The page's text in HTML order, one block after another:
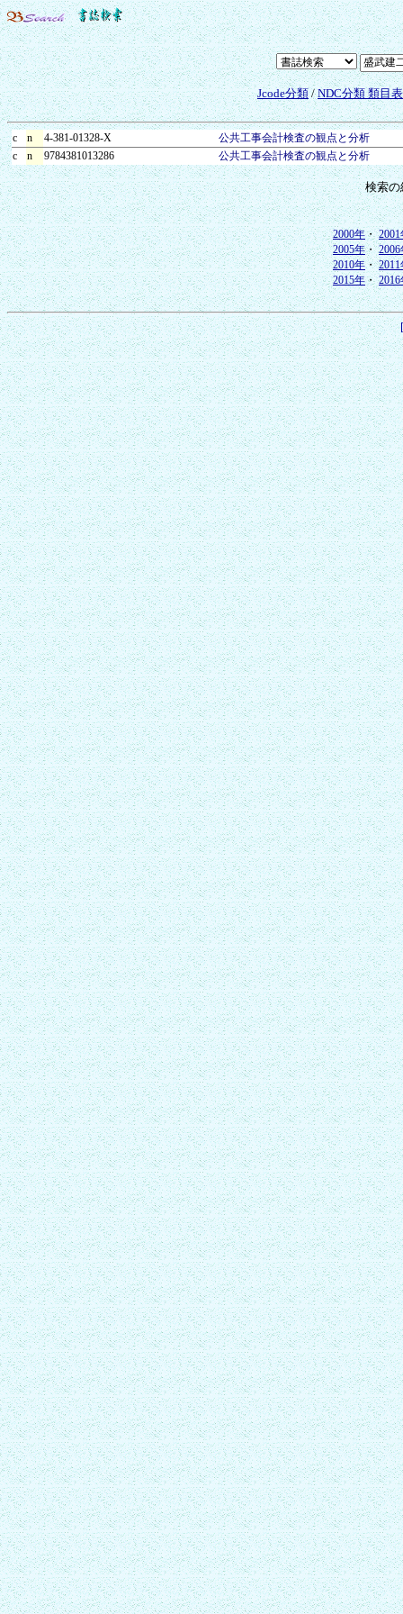
Jcode分類/NDC分類 類目
c n 4-381-01328-X
公共工事会計検査の観点と分析
c
n 9784381013286 公共工事会計検査の観点と分析
検索
2000年・2001
2005年・2006
2010年・2011
2015年・2016